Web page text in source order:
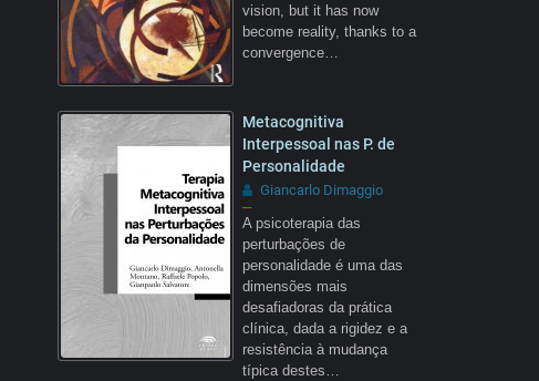
vision, but it has now
become reality, thanks to a
convergence…
Metacognitiva
Interpessoal nas P. de
Personalidade
Giancarlo Dimaggio
–
A psicoterapia das
perturbações de
personalidade é uma das
dimensões mais
desafiadoras da prática
clínica, dada a rigidez e a
resistência à mudança
típica destes…